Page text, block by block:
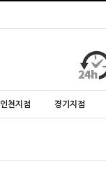
인천지점 경기지점